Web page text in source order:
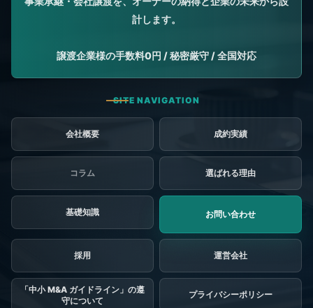
会社概要 成約実績
コラム 選ばれる理由
基礎知識 お問い合わせ
採用
「中小 M&A ガイドライン」の遵
守について
プライバシーポリシー